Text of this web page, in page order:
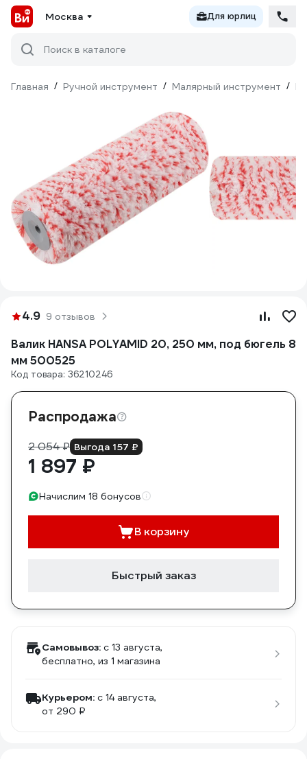
Москва Для юрлиц
Поиск в каталоге
Главная / Ручной инструмент / Малярный инструмент /
4.9 9 отзывов
Валик HANSA POLYAMID 20, 250 мм, под бюгель 8
мм 500525
Код товара: 36210246
Распродажа
2 054 ₽ Выгода 157 ₽
1 897 ₽
Начислим 18 бонусов
В корзину
Быстрый заказ
Самовывоз: c 13 августа,
бесплатно, из 1 магазина
Курьером: c 14 августа,
от 290 ₽